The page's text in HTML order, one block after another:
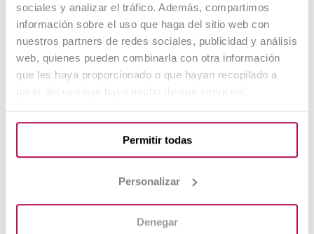
sociales y analizar el tráfico. Además, compartimos
información sobre el uso que haga del sitio web con
nuestros partners de redes sociales, publicidad y análisis
web, quienes pueden combinarla con otra información
que les haya proporcionado o que hayan recopilado a
Permitir todas
Personalizar
Denegar
unos objetivos reales y esfuérzate por
conseguirlos.
Crea un lugar de estudio motivador:
Vas a pasar muchas horas en un mismo lugar
que determines para estudiar facilitará o
dificultará tu concentración. Procura que sea
buena iluminación
y que la
decoración sea la adecuada para crear un
ambiente agradable.